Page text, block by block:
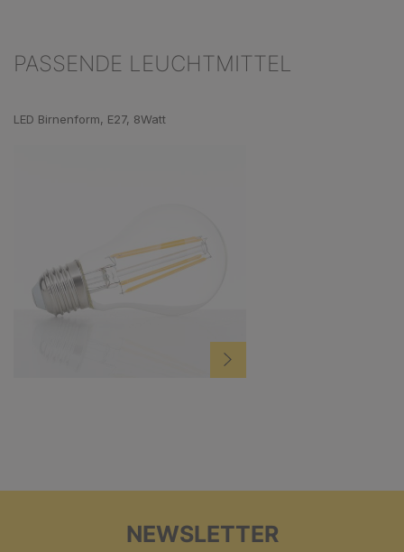
PASSENDE LEUCHTMITTEL
LED Birnenform, E27, 8Watt
NEWSLETTER